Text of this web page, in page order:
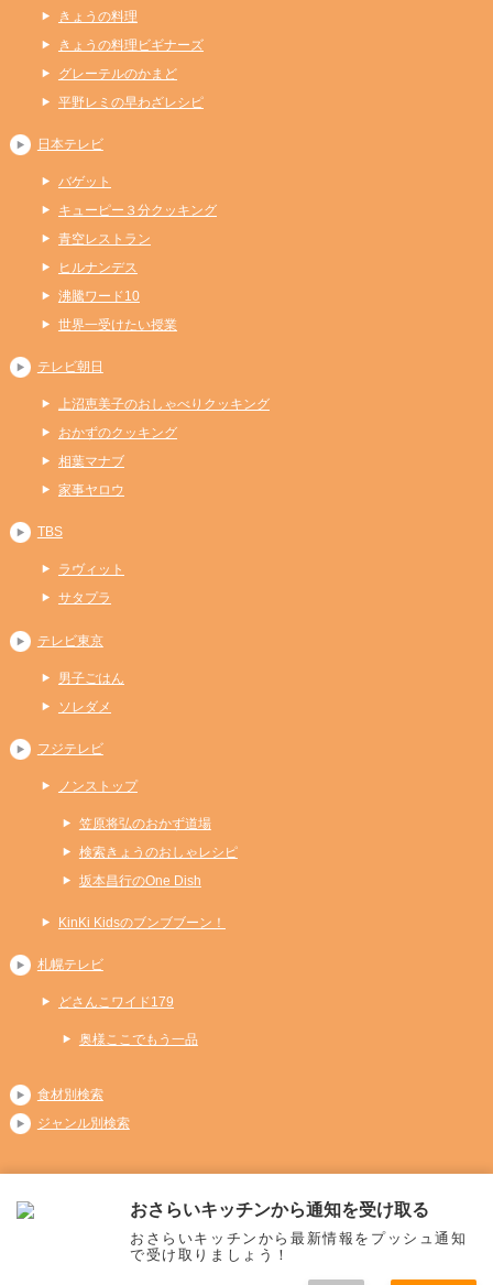
きょうの料理
きょうの料理ビギナーズ
グレーテルのかまど
平野レミの早わざレシピ
日本テレビ
バゲット
キューピー３分クッキング
青空レストラン
ヒルナンデス
沸騰ワード10
世界一受けたい授業
テレビ朝日
上沼恵美子のおしゃべりクッキング
おかずのクッキング
相葉マナブ
家事ヤロウ
TBS
ラヴィット
サタプラ
テレビ東京
男子ごはん
ソレダメ
フジテレビ
ノンストップ
笠原将弘のおかず道場
検索きょうのおしゃレシピ
坂本昌行のOne Dish
KinKi Kidsのブンブブーン！
札幌テレビ
どさんこワイド179
奥様ここでもう一品
食材別検索
ジャンル別検索
Copyright (C) 2026 おさらいキッチン
All Rights Reserved.
おさらいキッチンから通知を受け取る
おさらいキッチンから最新情報をプッシュ通知
で受け取りましょう！